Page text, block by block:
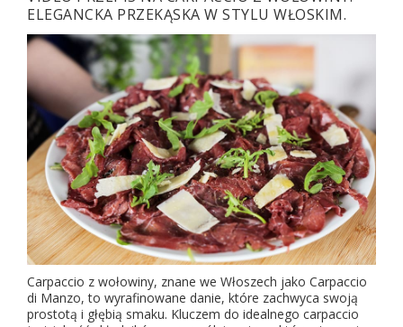
ELEGANCKA PRZEKĄSKA W STYLU WŁOSKIM.
Carpaccio z wołowiny, znane we Włoszech jako Carpaccio
di Manzo, to wyrafinowane danie, które zachwyca swoją
prostotą i głębią smaku. Kluczem do idealnego carpaccio